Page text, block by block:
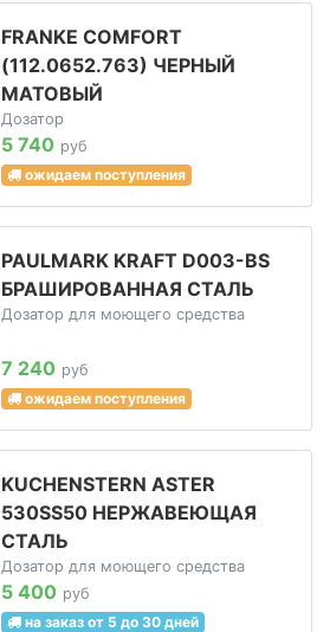
FRANKE COMFORT
(112.0652.763) ЧЕРНЫЙ
МАТОВЫЙ
Дозатор
5 740 руб
ожидаем поступления
PAULMARK KRAFT D003-BS
БРАШИРОВАННАЯ СТАЛЬ
Дозатор для моющего средства
7 240 руб
ожидаем поступления
KUCHENSTERN ASTER
530SS50 НЕРЖАВЕЮЩАЯ
СТАЛЬ
Дозатор для моющего средства
5 400 руб
на заказ от 5 до 30 дней